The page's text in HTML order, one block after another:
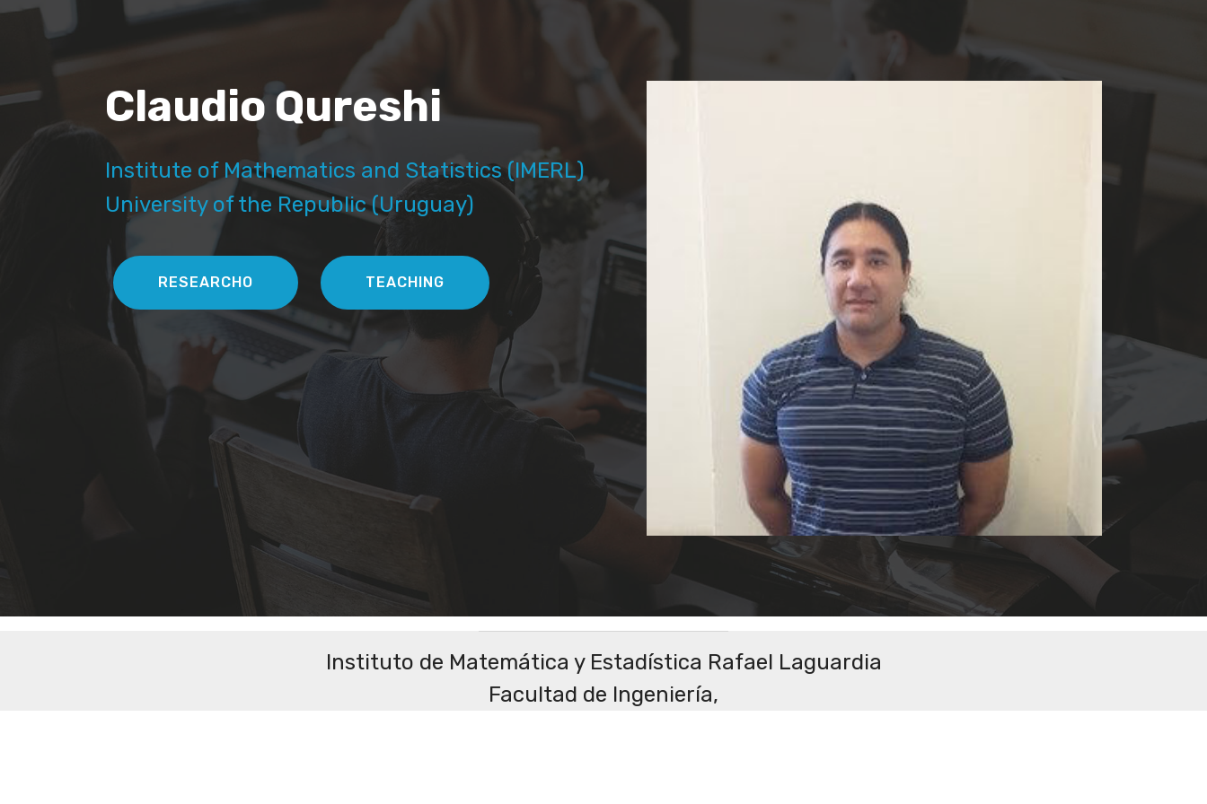
Claudio Qureshi
Institute of Mathematics and Statistics (IMERL)
University of the Republic (Uruguay)
RESEARCHO TEACHING
Instituto de Matemática y Estadística Rafael Laguardia
Facultad de Ingeniería,